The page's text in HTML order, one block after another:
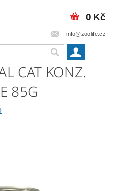
info@zoolife.cz
0 Kč
CAT KONZ.
85G